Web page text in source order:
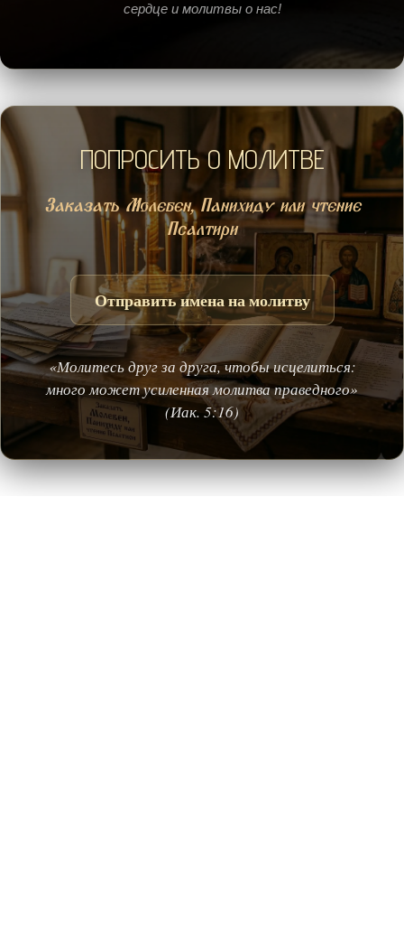
сердце и молитвы о нас!
ПОПРОСИТЬ О МОЛИТВЕ
Заказать Молебен, Панихиду или чтение
Псалтири
Отправить имена на молитву
«Молитесь друг за друга, чтобы исцелиться:
много может усиленная молитва праведного»
(Иак. 5:16)